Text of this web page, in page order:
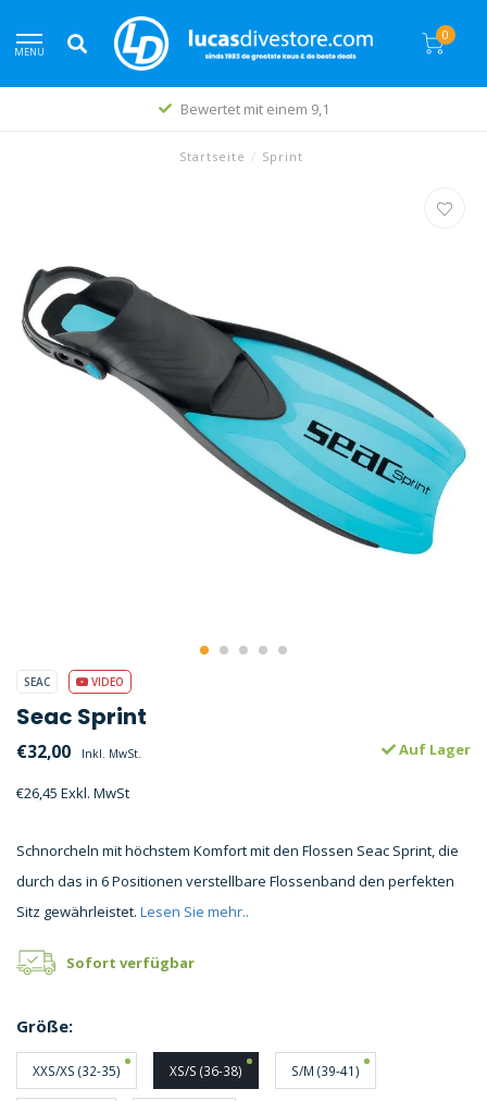
MENU
0
Bewertet mit einem 9,1
Startseite / Sprint
SEAC VIDEO
Seac Sprint
€32,00 Inkl. MwSt.
€26,45 Exkl. MwSt
Auf Lager
Schnorcheln mit höchstem Komfort mit den Flossen Seac Sprint, die
durch das in 6 Positionen verstellbare Flossenband den perfekten
Sitz gewährleistet. Lesen Sie mehr..
Sofort verfügbar
Größe:
XXS/XS (32-35) XS/S (36-38) S/M (39-41)